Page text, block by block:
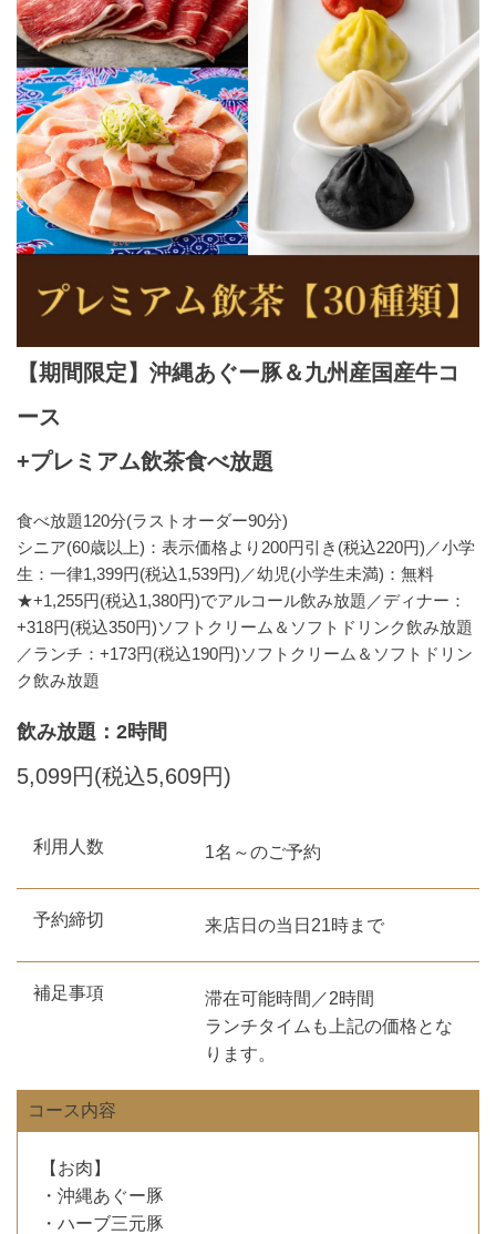
【期間限定】沖縄あぐー豚＆九州産国産牛コ
ース
+プレミアム飲茶食べ放題
食べ放題120分(ラストオーダー90分)
シニア(60歳以上)：表示価格より200円引き(税込220円)／小学
生：一律1,399円(税込1,539円)／幼児(小学生未満)：無料
★+1,255円(税込1,380円)でアルコール飲み放題／ディナー：
+318円(税込350円)ソフトクリーム＆ソフトドリンク飲み放題
／ランチ：+173円(税込190円)ソフトクリーム＆ソフトドリン
ク飲み放題
飲み放題：2時間
5,099円(税込5,609円)
利用人数 1名～のご予約
予約締切 来店日の当日21時まで
補足事項
滞在可能時間／2時間
ランチタイムも上記の価格とな
ります。
コース内容
【お肉】
・沖縄あぐー豚
・ハーブ三元豚